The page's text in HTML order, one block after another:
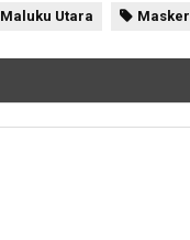
Maluku Utara Masker